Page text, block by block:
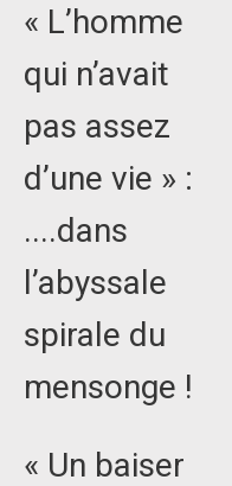
« L’homme
qui n’avait
pas assez
d’une vie » :
....dans
l’abyssale
spirale du
mensonge !
« Un baiser